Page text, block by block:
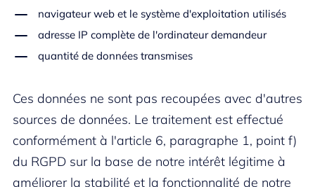
navigateur web et le système d'exploitation utilisés
adresse IP complète de l'ordinateur demandeur
quantité de données transmises
Ces données ne sont pas recoupées avec d'autres
sources de données. Le traitement est effectué
conformément à l'article 6, paragraphe 1, point f)
du RGPD sur la base de notre intérêt légitime à
améliorer la stabilité et la fonctionnalité de notre